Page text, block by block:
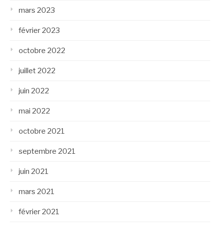
mars 2023
février 2023
octobre 2022
juillet 2022
juin 2022
mai 2022
octobre 2021
septembre 2021
juin 2021
mars 2021
février 2021